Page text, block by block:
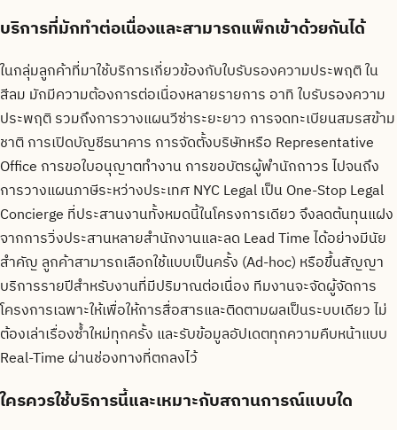
บริการที่มักทำต่อเนื่องและสามารถแพ็กเข้าด้วยกันได้
ในกลุ่มลูกค้าที่มาใช้บริการเกี่ยวข้องกับใบรับรองความประพฤติ ใน
สีลม มักมีความต้องการต่อเนื่องหลายรายการ อาทิ ใบรับรองความ
ประพฤติ รวมถึงการวางแผนวีซ่าระยะยาว การจดทะเบียนสมรสข้าม
ชาติ การเปิดบัญชีธนาคาร การจัดตั้งบริษัทหรือ Representative
Office การขอใบอนุญาตทำงาน การขอบัตรผู้พำนักถาวร ไปจนถึง
การวางแผนภาษีระหว่างประเทศ NYC Legal เป็น One-Stop Legal
Concierge ที่ประสานงานทั้งหมดนี้ในโครงการเดียว จึงลดต้นทุนแฝง
จากการวิ่งประสานหลายสำนักงานและลด Lead Time ได้อย่างมีนัย
สำคัญ ลูกค้าสามารถเลือกใช้แบบเป็นครั้ง (Ad-hoc) หรือขึ้นสัญญา
บริการรายปีสำหรับงานที่มีปริมาณต่อเนื่อง ทีมงานจะจัดผู้จัดการ
โครงการเฉพาะให้เพื่อให้การสื่อสารและติดตามผลเป็นระบบเดียว ไม่
ต้องเล่าเรื่องซ้ำใหม่ทุกครั้ง และรับข้อมูลอัปเดตทุกความคืบหน้าแบบ
Real-Time ผ่านช่องทางที่ตกลงไว้
ใครควรใช้บริการนี้และเหมาะกับสถานการณ์แบบใด